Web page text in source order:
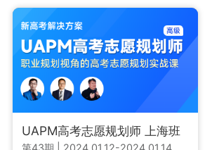
UAPM高考志愿规划师 上海班